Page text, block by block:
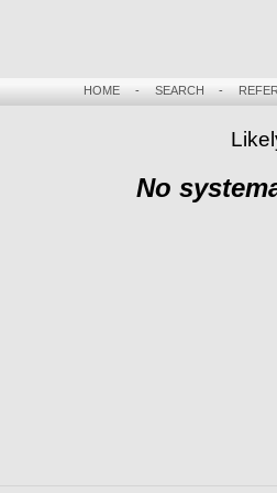
HOME- SEARCH -
No